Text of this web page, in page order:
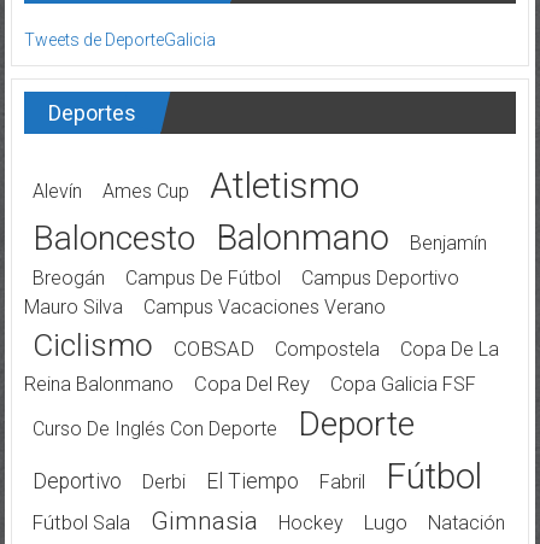
Tweets de DeporteGalicia
Deportes
Alevín Ames Cup Atletismo
Baloncesto Balonmano
Benjamín
Breogán
Campus De Fútbol
Campus Deportivo
Mauro Silva
Campus Vacaciones Verano
Ciclismo COBSAD Compostela
Copa De La
Reina Balonmano
Copa Del Rey
Copa Galicia FSF
Curso De Inglés Con Deporte
Deporte
Deportivo Derbi El Tiempo Fabril Fútbol
Fútbol Sala Gimnasia Hockey Lugo Natación